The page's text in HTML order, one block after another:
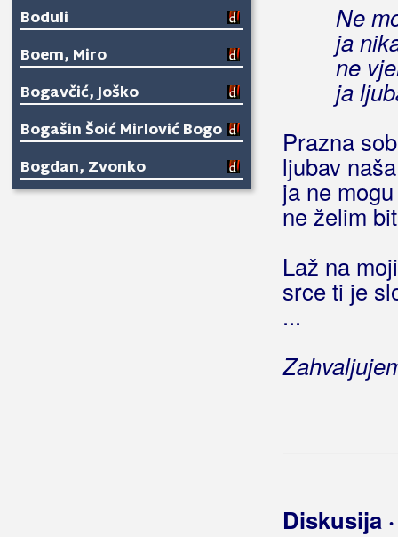
Boduli
Boem, Miro
Bogavčić, Joško
Bogašin Šoić Mirlović Bogo
Bogdan, Zvonko
Ne
ja
ne
ja
Prazna
ljubav
ja ne
ne želim
Laž na
srce ti je
...
Diskusija